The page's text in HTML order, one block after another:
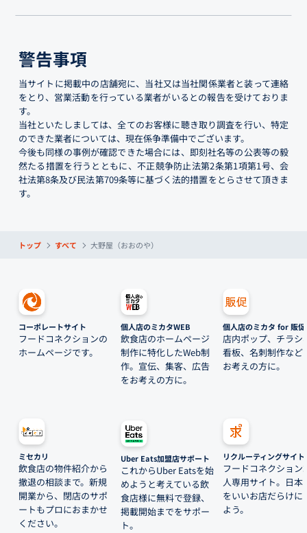
警告事項
当サイトに掲載中の店舗宛に、当社又は当社関係業者と装って連絡
をとり、営業活動を行っている業者がいるとの報告を受けておりま
す。
当社といたしましては、全てのお客様に聴き取り調査を行い、特定
のできた業者については、現在係争準備中でございます。
今後も同様の事例が確認できた場合には、即刻社名等の公表等の毅
然たる措置を行うとともに、不正競争防止法第2条第1項第1号、会
社法第8条及び民法第709条等に基づく法的措置をとらさせて頂きま
す。
トップ すべて 大野屋（おおのや）
コーポレートサイト
フードコネクションの
ホームページです。
ミセカリ
飲食店の物件紹介から
撤退の相談まで。新規
開業から、閉店のサポ
ートもプロにおまかせ
ください。
個人店のミカタWEB
飲食店のホームページ
制作に特化したWeb制
作。宣伝、集客、広告
をお考えの方に。
Uber Eats加盟店サポート
これからUber Eatsを始
めようと考えている飲
食店様に無料で登録、
掲載開始までをサポー
ト。
個人店のミカタ for 販促
店内ポップ、チラシ
看板、名刺制作など
お考えの方に。
リクルーティングサイト
フードコネクション
人専用サイト。日本
をいいお店だらけに
よう。